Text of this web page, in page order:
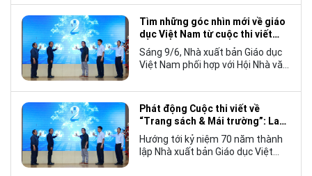
tế, mà còn góp phần đưa những
câu chuyện mang đậm bản sắc
văn hóa Việt Nam bước ra thế giới.
Tìm những góc nhìn mới về giáo
dục Việt Nam từ cuộc thi viết
“Trang sách và Mái trường”
Sáng 9/6, Nhà xuất bản Giáo dục
Việt Nam phối hợp với Hội Nhà văn
cuộc thi viết về “Trang sách và
Mái trường”, hướng tới kỷ niệm 70
năm thành lập Nhà xuất bản Giáo
dục Việt Nam vào năm 2027.
Phát động Cuộc thi viết về
“Trang sách & Mái trường”: Lan
tỏa tình yêu học tập, tôn vinh
những giá trị bền vững của giáo
dục
Hướng tới kỷ niệm 70 năm thành
lập Nhà xuất bản Giáo dục Việt